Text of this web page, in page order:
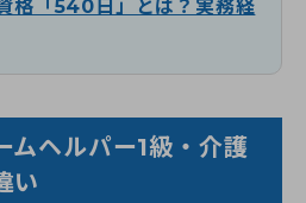
格「540日」とは？実務経
ムヘルパー1級・介護
い